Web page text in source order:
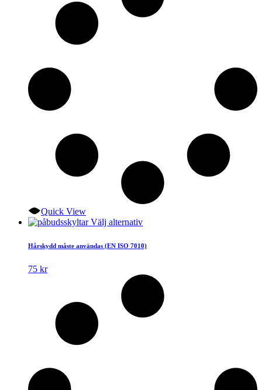
alternativen
kan
Quick View
Välj alternativDen
produkten
varianter.
alternativen
kan
Hårskydd måste användas (EN ISO 7010)
75 kr